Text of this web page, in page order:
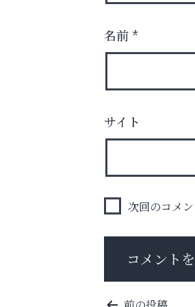
査定のプロが心
ラ・ミカ矯
名前 *
サイト
次回のコメ